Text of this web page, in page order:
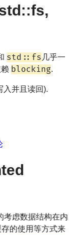
std::fs 几乎一
blocking.
入并且读回).
考虑数据结构在内
的使用等方式来